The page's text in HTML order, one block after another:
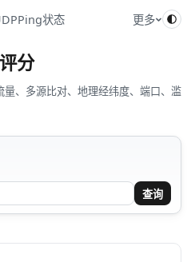
Ping状态 更多
评分
、多源比对、地理经纬度、端口、滥
查询